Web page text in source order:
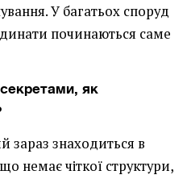
У багатьох споруд
починаються саме
секретами, як
зараз знаходиться в
немає чіткої структури,